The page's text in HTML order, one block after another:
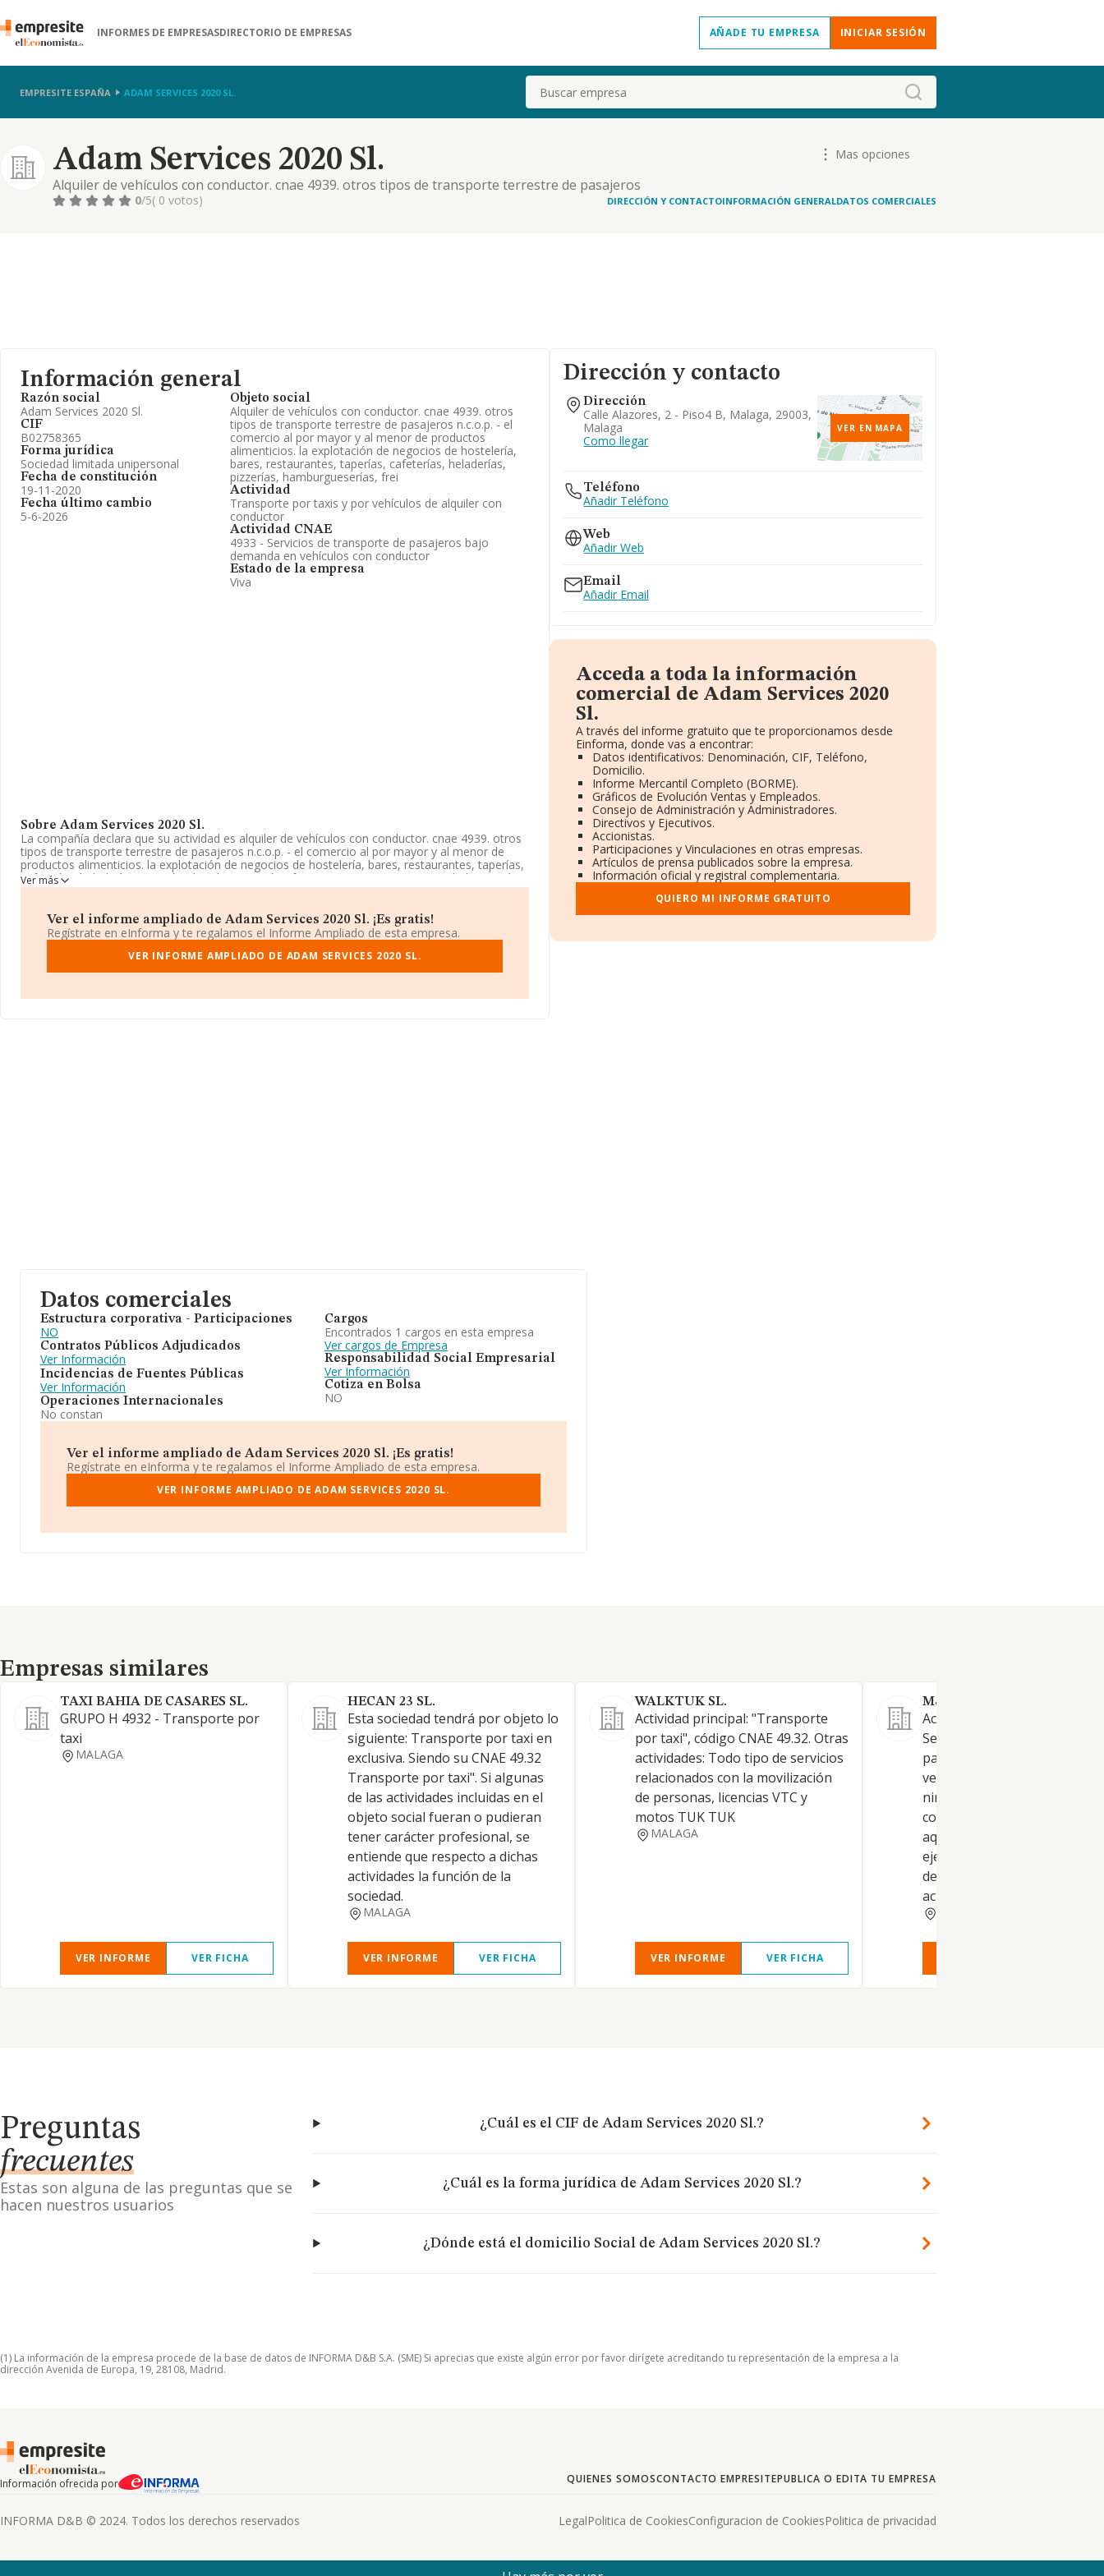
INFORMES DE EMPRESASDIRECTORIO DE EMPRESAS AÑADE TU EMPRESA INICIAR SESIÓN
EMPRESITE ESPAÑA ADAM SERVICES 2020 SL. Buscar
Adam Services 2020 Sl.
Alquiler de vehículos con conductor. cnae 4939. otros tipos de transporte terrestre de pasajeros
n.c.o.p. - el comercio al por mayor y al menor de productos alimenticios. la explotación de negocios de
Mas opciones
0/5( 0 votos) DIRECCIÓN Y CONTACTOINFORMACIÓN GENERALDATOS COMERCIALES
Información general
Razón social
Adam Services 2020 Sl.
CIF
B02758365
Forma jurídica
Sociedad limitada unipersonal
Fecha de constitución
19-11-2020
Fecha último cambio
5-6-2026
Objeto social
Alquiler de vehículos con conductor. cnae 4939. otros
tipos de transporte terrestre de pasajeros n.c.o.p. - el
comercio al por mayor y al menor de productos
alimenticios. la explotación de negocios de hostelería,
bares, restaurantes, taperías, cafeterías, heladerías,
pizzerías, hamburgueserías, frei
Actividad
Transporte por taxis y por vehículos de alquiler con
conductor
Actividad CNAE
4933 - Servicios de transporte de pasajeros bajo
demanda en vehículos con conductor
Estado de la empresa
Viva
Sobre Adam Services 2020 Sl.
La compañía declara que su actividad es alquiler de vehículos con conductor. cnae 4939. otros
tipos de transporte terrestre de pasajeros n.c.o.p. - el comercio al por mayor y al menor de
productos alimenticios. la explotación de negocios de hostelería, bares, restaurantes, taperías,
cafeterías, heladerías, pizzerías, hamburgueserías, frei. La empresa es una Sociedad Limitada.
Su actividad CNAE es '%cnae%' con código 4933. La sociedad no tiene actividad en mercados
La sociedadAdam Services 2020 S.L, con NIF B02758365, se encuentra en Calle Alazores
núm. 2 Piso4 B, (29003), Málaga, Andalucía.
En relación con el sector y disponiendo de los datos de hasta 3.046 empresas, la facturación
es de 374 mil euros de ventas. Respecto a la información de la provincia (hablamos de
Ver más
Ver el informe ampliado de Adam Services 2020 Sl. ¡Es gratis!
Regístrate en eInforma y te regalamos el Informe Ampliado de esta empresa.
VER INFORME AMPLIADO DE ADAM SERVICES 2020 SL.
Dirección y contacto
Dirección
Calle Alazores, 2 - Piso4 B, Malaga, 29003,
Malaga
Como llegar
VER EN MAPA
Teléfono
Añadir Teléfono
Web
Añadir Web
Email
Añadir Email
Acceda a toda la información
comercial de Adam Services 2020
Sl.
A través del informe gratuito que te proporcionamos desde
Einforma, donde vas a encontrar:
Datos identificativos: Denominación, CIF, Teléfono,
Domicilio.
Informe Mercantil Completo (BORME).
Gráficos de Evolución Ventas y Empleados.
Consejo de Administración y Administradores.
Directivos y Ejecutivos.
Accionistas.
Participaciones y Vinculaciones en otras empresas.
Artículos de prensa publicados sobre la empresa.
Información oficial y registral complementaria.
QUIERO MI INFORME GRATUITO
Datos comerciales
Estructura corporativa - Participaciones
NO
Contratos Públicos Adjudicados
Ver Información
Incidencias de Fuentes Públicas
Ver Información
Operaciones Internacionales
No constan
Cargos
Encontrados 1 cargos en esta empresa
Ver cargos de Empresa
Responsabilidad Social Empresarial
Ver Información
Cotiza en Bolsa
NO
Ver el informe ampliado de Adam Services 2020 Sl. ¡Es gratis!
Regístrate en eInforma y te regalamos el Informe Ampliado de esta empresa.
VER INFORME AMPLIADO DE ADAM SERVICES 2020 SL.
Empresas similares
Empresas similares
TAXI BAHIA DE CASARES SL.
GRUPO H 4932 - Transporte por
taxi
MALAGA
VER INFORME VER FICHA
HECAN 23 SL.
Esta sociedad tendrá por objeto lo
siguiente: Transporte por taxi en
exclusiva. Siendo su CNAE 49.32
Transporte por taxi". Si algunas
de las actividades incluidas en el
objeto social fueran o pudieran
tener carácter profesional, se
entiende que respecto a dichas
actividades la función de la
sociedad.
MALAGA
VER INFORME VER FICHA
WALKTUK SL.
Actividad principal: "Transporte
por taxi", código CNAE 49.32. Otras
actividades: Todo tipo de servicios
relacionados con la movilización
de personas, licencias VTC y
motos TUK TUK
MALAGA
VER INFORME VER FICHA
M&N VTC COMPANY SL.
Actividad principal: CNAE:
Servicios de transporte de
pasajeros bajo demanda en
vehículos con conductor. En
ningún caso se entenderán
comprendidas en el objeto
aquellas actividades para
ejercicio la ley exija cualquier
de autorización
actividades comprend
Preguntas
frecuentes
Estas son alguna de las preguntas que se
hacen nuestros usuarios
¿Cuál es el CIF de Adam Services 2020 Sl.?
¿Cuál es la forma jurídica de Adam Services 2020 Sl.?
¿Dónde está el domicilio Social de Adam Services 2020 Sl.?
(1) La información de la empresa procede de la base de datos de INFORMA D&B S.A. (SME) Si aprecias que existe algún error por favor dirígete acreditando tu representación de la empresa a la
dirección Avenida de Europa, 19, 28108, Madrid.
Información ofrecida por QUIENES SOMOSCONTACTO EMPRESITEPUBLICA O EDITA TU EMPRESA
INFORMA D&B © 2024. Todos los derechos reservados LegalPolitica de CookiesConfiguracion de CookiesPolitica de privacidad